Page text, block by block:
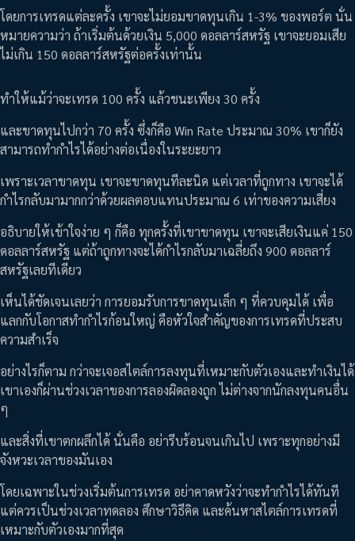
โดยการเทรดแต่ละครั้ง เขาจะไม่ยอมขาดทุนเกิน 1-3% ของพอร์ต นั่น
หมายความว่า ถ้าเริ่มต้นด้วยเงิน 5,000 ดอลลาร์สหรัฐ เขาจะยอมเสีย
ไม่เกิน 150 ดอลลาร์สหรัฐต่อครั้งเท่านั้น
ทำให้แม้ว่าจะเทรด 100 ครั้ง แล้วชนะเพียง 30 ครั้ง
และขาดทุนไปกว่า 70 ครั้ง ซึ่งก็คือ Win Rate ประมาณ 30% เขาก็ยัง
สามารถทำกำไรได้อย่างต่อเนื่องในระยะยาว
เพราะเวลาขาดทุน เขาจะขาดทุนทีละนิด แต่เวลาที่ถูกทาง เขาจะได้
กำไรกลับมามากกว่าด้วยผลตอบแทนประมาณ 6 เท่าของความเสี่ยง
อธิบายให้เข้าใจง่าย ๆ ก็คือ ทุกครั้งที่เขาขาดทุน เขาจะเสียเงินแค่ 150
ดอลลาร์สหรัฐ แต่ถ้าถูกทางจะได้กำไรกลับมาเฉลี่ยถึง 900 ดอลลาร์
สหรัฐเลยทีเดียว
เห็นได้ชัดเจนเลยว่า การยอมรับการขาดทุนเล็ก ๆ ที่ควบคุมได้ เพื่อ
แลกกับโอกาสทำกำไรก้อนใหญ่ คือหัวใจสำคัญของการเทรดที่ประสบ
ความสำเร็จ
อย่างไรก็ตาม กว่าจะเจอสไตล์การลงทุนที่เหมาะกับตัวเองและทำเงินได้
เขาเองก็ผ่านช่วงเวลาของการลองผิดลองถูก ไม่ต่างจากนักลงทุนคนอื่น
ๆ
และสิ่งที่เขาตกผลึกได้ นั่นคือ อย่ารีบร้อนจนเกินไป เพราะทุกอย่างมี
จังหวะเวลาของมันเอง
โดยเฉพาะในช่วงเริ่มต้นการเทรด อย่าคาดหวังว่าจะทำกำไรได้ทันที
แต่ควรเป็นช่วงเวลาทดลอง ศึกษาวิธีคิด และค้นหาสไตล์การเทรดที่
เหมาะกับตัวเองมากที่สุด